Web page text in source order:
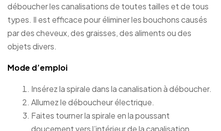
déboucher les canalisations de toutes tailles et de tous
types. Il est efficace pour éliminer les bouchons causés
par des cheveux, des graisses, des aliments ou des
objets divers.
Mode d’emploi
Insérez la spirale dans la canalisation à déboucher.
Allumez le déboucheur électrique.
Faites tourner la spirale en la poussant
doucement vers l’intérieur de la canalisation.